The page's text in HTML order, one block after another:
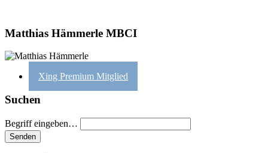
Matthias Hämmerle MBCI
Xing Premium Mitglied
Suchen
Begriff eingeben…